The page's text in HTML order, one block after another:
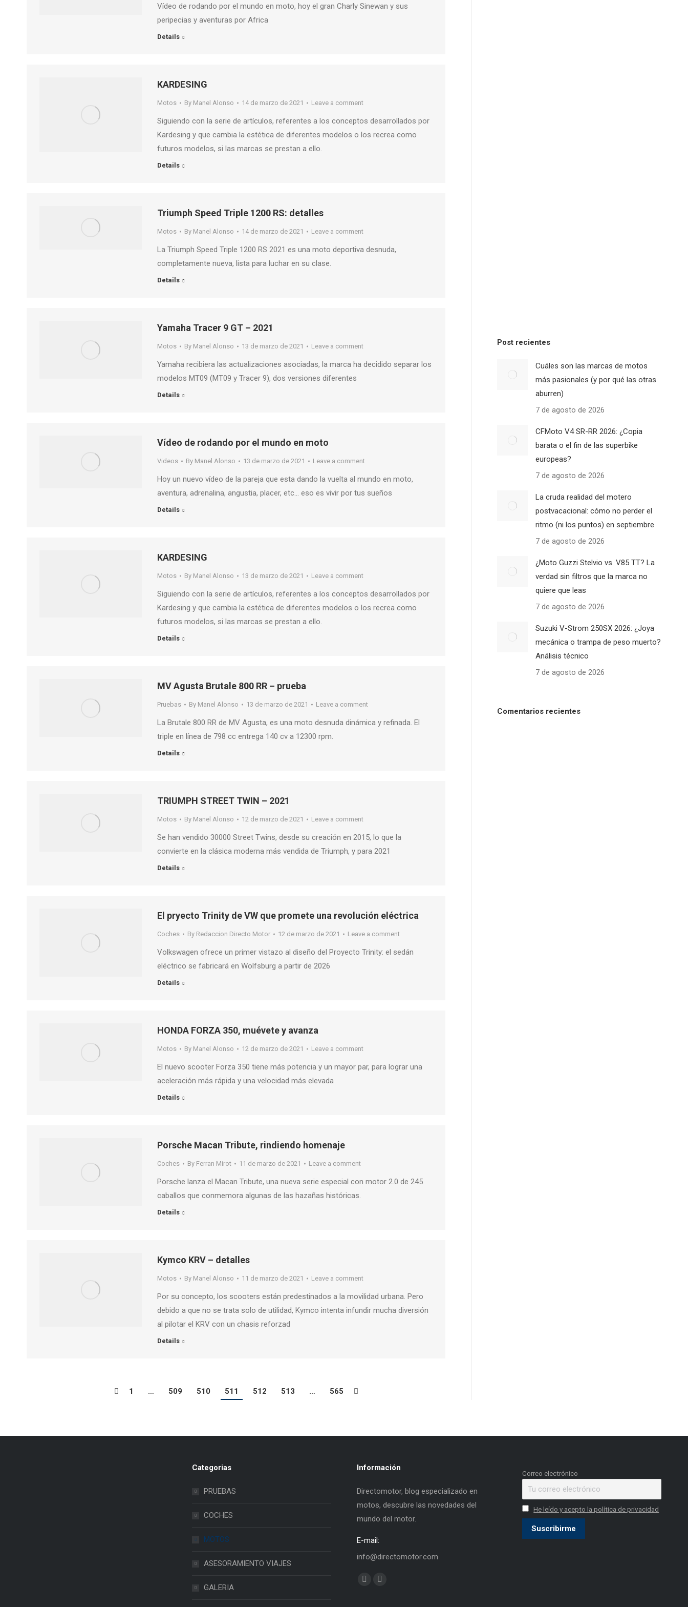
Vídeo de rodando por el mundo en moto, hoy el gran Charly Sinewan y sus
peripecias y aventuras por Africa
Details
KARDESING
Motos By Manel Alonso 14 de marzo de 2021 Leave a comment
Siguiendo con la serie de artículos, referentes a los conceptos desarrollados por
Kardesing y que cambia la estética de diferentes modelos o los recrea como
futuros modelos, si las marcas se prestan a ello.
Details
Triumph Speed ​​Triple 1200 RS: detalles
Motos By Manel Alonso 14 de marzo de 2021 Leave a comment
La Triumph Speed ​​Triple 1200 RS 2021 es una moto deportiva desnuda,
completamente nueva, lista para luchar en su clase.
Details
Yamaha Tracer 9 GT – 2021
Motos By Manel Alonso 13 de marzo de 2021 Leave a comment
Yamaha recibiera las actualizaciones asociadas, la marca ha decidido separar los
modelos MT09 (MT09 y Tracer 9), dos versiones diferentes
Details
Vídeo de rodando por el mundo en moto
Videos By Manel Alonso 13 de marzo de 2021 Leave a comment
Hoy un nuevo vídeo de la pareja que esta dando la vuelta al mundo en moto,
aventura, adrenalina, angustia, placer, etc… eso es vivir por tus sueños
Details
KARDESING
Motos By Manel Alonso 13 de marzo de 2021 Leave a comment
Siguiendo con la serie de artículos, referentes a los conceptos desarrollados por
Kardesing y que cambia la estética de diferentes modelos o los recrea como
futuros modelos, si las marcas se prestan a ello.
Details
MV Agusta Brutale 800 RR – prueba
Pruebas By Manel Alonso 13 de marzo de 2021 Leave a comment
La Brutale 800 RR de MV Agusta, es una moto desnuda dinámica y refinada. El
triple en línea de 798 cc entrega 140 cv a 12300 rpm.
Details
TRIUMPH STREET TWIN – 2021
Motos By Manel Alonso 12 de marzo de 2021 Leave a comment
Se han vendido 30000 Street Twins, desde su creación en 2015, lo que la
convierte en la clásica moderna más vendida de Triumph, y para 2021
Details
El pryecto Trinity de VW que promete una revolución eléctrica
Coches By Redaccion Directo Motor 12 de marzo de 2021 Leave a comment
Volkswagen ofrece un primer vistazo al diseño del Proyecto Trinity: el sedán
eléctrico se fabricará en Wolfsburg a partir de 2026
Details
HONDA FORZA 350, muévete y avanza
Motos By Manel Alonso 12 de marzo de 2021 Leave a comment
El nuevo scooter Forza 350 tiene más potencia y un mayor par, para lograr una
aceleración más rápida y una velocidad más elevada
Details
Porsche Macan Tribute, rindiendo homenaje
Coches By Ferran Mirot 11 de marzo de 2021 Leave a comment
Porsche lanza el Macan Tribute, una nueva serie especial con motor 2.0 de 245
caballos que conmemora algunas de las hazañas históricas.
Details
Kymco KRV – detalles
Motos By Manel Alonso 11 de marzo de 2021 Leave a comment
Por su concepto, los scooters están predestinados a la movilidad urbana. Pero
debido a que no se trata solo de utilidad, Kymco intenta infundir mucha diversión
al pilotar el KRV con un chasis reforzad
Details
1 … 509 510 511 512 513 … 565
Post recientes
Cuáles son las marcas de motos
más pasionales (y por qué las otras
aburren)
7 de agosto de 2026
CFMoto V4 SR-RR 2026: ¿Copia
barata o el fin de las superbike
europeas?
7 de agosto de 2026
La cruda realidad del motero
postvacacional: cómo no perder el
ritmo (ni los puntos) en septiembre
7 de agosto de 2026
¿Moto Guzzi Stelvio vs. V85 TT? La
verdad sin filtros que la marca no
quiere que leas
7 de agosto de 2026
Suzuki V-Strom 250SX 2026: ¿Joya
mecánica o trampa de peso muerto?
Análisis técnico
7 de agosto de 2026
Comentarios recientes
Categorias
PRUEBAS
COCHES
MOTOS
ASESORAMIENTO VIAJES
GALERIA
Información
Directomotor, blog especializado en
motos, descubre las novedades del
mundo del motor.
E-mail:
info@directomotor.com
Find us on:
Correo electrónico
He leído y acepto la política de privacidad